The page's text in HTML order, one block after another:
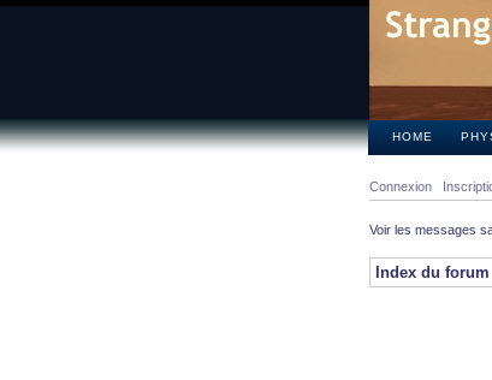
HOME
Connexion
Voir les messages
Index du forum